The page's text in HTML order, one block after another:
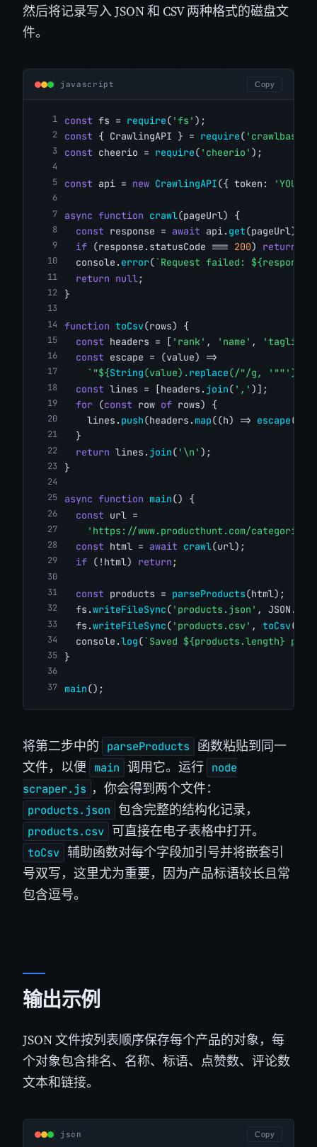
然后将记录写入 JSON 和 CSV 两种格式的磁盘文
件。
javascript Copy
const fs = require( 'fs' );
const { CrawlingAPI } = require( 'crawlbase'
const cheerio = require( 'cheerio' );
const api = new CrawlingAPI({ token:
async function crawl(pageUrl) {
const response = await api. get(pageUrl);
if (response.statusCode === 200) return
  console.
error(`Request failed:
return null;
}
function toCsv(rows) {
const headers = [ 'rank' , 'name' , 'tagline'
const escape = (value) =>
`"${String(value). replace(/"/g, '""' )}"`
const lines = [headers. join( ',' )];
for (const row of rows) {
    lines.
push(headers.map((h) => escape
  }
return lines. join( '\n' );
}
async function main() {
const url =
'https://www.producthunt.com/categories/
const html = await crawl(url);
if (!html) return ;
const products = parseProducts(html);
  fs.
writeFileSync( 'products.json' , JSON.
  fs.
writeFileSync( 'products.csv' , toCsv
  console.
log(`Saved ${products.length}
}
main();
将第二步中的 parseProducts
函数粘贴到同一
文件，以便
main 调用它。运行 node
scraper.js ，你会得到两个文件：
products.json 包含完整的结构化记录，
products.csv 可直接在电子表格中打开。
toCsv 辅助函数对每个字段加引号并将嵌套引
号双写，这里尤为重要，因为产品标语较长且常
包含逗号。
输出示例
JSON 文件按列表顺序保存每个产品的对象，每
个对象包含排名、名称、标语、点赞数、评论数
文本和链接。
json Copy